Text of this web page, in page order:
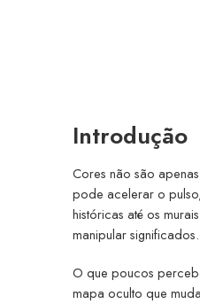
Introdução
Cores não são
pode acelerar o
históricas até os
manipular significados.
O que poucos
mapa oculto que